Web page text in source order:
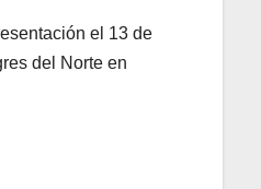
el 13 de
del Norte en